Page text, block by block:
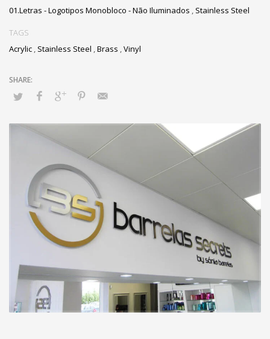
01.Letras - Logotipos Monobloco - Não Iluminados , Stainless Steel
TAGS
Acrylic , Stainless Steel ,Brass ,Vinyl